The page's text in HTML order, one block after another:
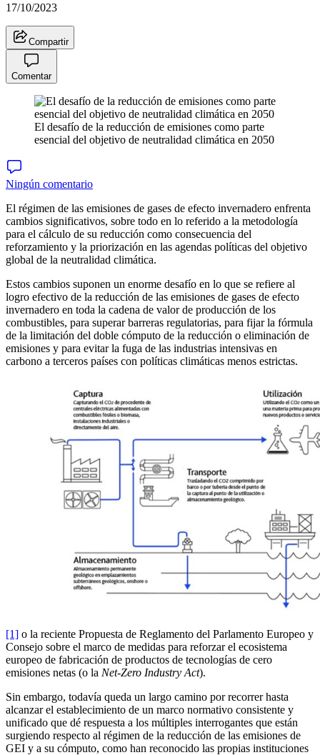
17/10/2023
Compartir
Comentar
El desafío de la reducción de emisiones como parte
esencial del objetivo de neutralidad climática en 2050
Ningún comentario
El régimen de las emisiones de gases de efecto invernadero enfrenta
cambios significativos, sobre todo en lo referido a la metodología
para el cálculo de su reducción como consecuencia del
reforzamiento y la priorización en las agendas políticas del objetivo
global de la neutralidad climática.
Estos cambios suponen un enorme desafío en lo que se refiere al
logro efectivo de la reducción de las emisiones de gases de efecto
invernadero en toda la cadena de valor de producción de los
combustibles, para superar barreras regulatorias, para fijar la fórmula
de la limitación del doble cómputo de la reducción o eliminación de
emisiones y para evitar la fuga de las industrias intensivas en
carbono a terceros países con políticas climáticas menos estrictas.
[1] o la reciente Propuesta de Reglamento del Parlamento Europeo y
Consejo sobre el marco de medidas para reforzar el ecosistema
europeo de fabricación de productos de tecnologías de cero
emisiones netas (o la Net-Zero Industry Act).
Sin embargo, todavía queda un largo camino por recorrer hasta
alcanzar el establecimiento de un marco normativo consistente y
unificado que dé respuesta a los múltiples interrogantes que están
surgiendo respecto al régimen de la reducción de las emisiones de
GEI y a su cómputo, como han reconocido las propias instituciones